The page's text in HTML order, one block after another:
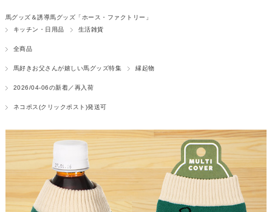
馬グッズ＆誘導馬グッズ「ホース・ファクトリー」
キッチン・日用品
生活雑貨
全商品
馬好きお父さんが嬉しい馬グッズ特集 縁起物
2026/04-06の新着／再入荷
ネコポス(クリックポスト)発送可